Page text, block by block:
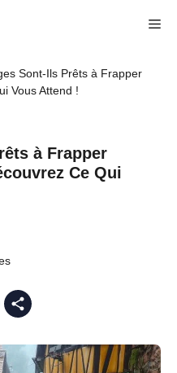
Sont-Ils Prêts à Frapper
Vous Attend !
à Frapper
Ce Qui